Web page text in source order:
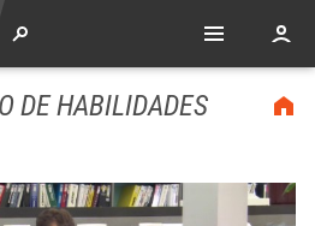
DE HABILIDADES